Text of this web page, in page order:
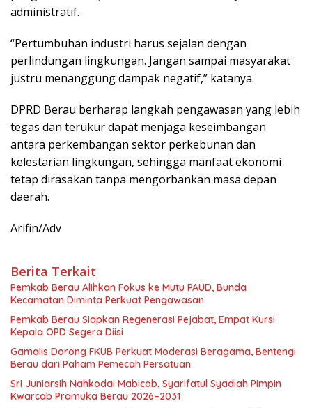
administratif.
“Pertumbuhan industri harus sejalan dengan
perlindungan lingkungan. Jangan sampai masyarakat
justru menanggung dampak negatif,” katanya.
DPRD Berau berharap langkah pengawasan yang lebih
tegas dan terukur dapat menjaga keseimbangan
antara perkembangan sektor perkebunan dan
kelestarian lingkungan, sehingga manfaat ekonomi
tetap dirasakan tanpa mengorbankan masa depan
daerah.
Arifin/Adv
Berita Terkait
Pemkab Berau Alihkan Fokus ke Mutu PAUD, Bunda
Kecamatan Diminta Perkuat Pengawasan
Pemkab Berau Siapkan Regenerasi Pejabat, Empat Kursi
Kepala OPD Segera Diisi
Gamalis Dorong FKUB Perkuat Moderasi Beragama, Bentengi
Berau dari Paham Pemecah Persatuan
Sri Juniarsih Nahkodai Mabicab, Syarifatul Syadiah Pimpin
Kwarcab Pramuka Berau 2026–2031